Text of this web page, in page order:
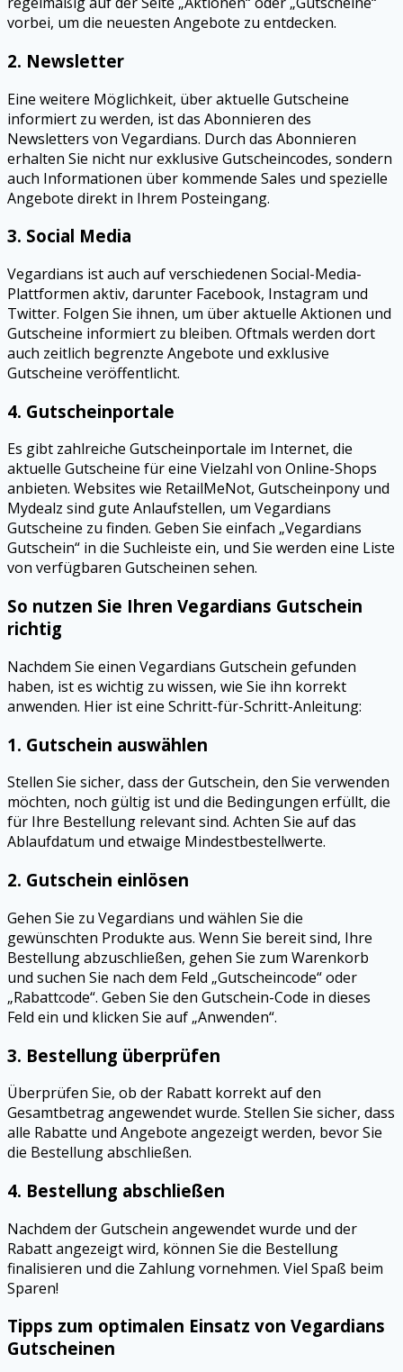
vorbei, um die neuesten Angebote zu entdecken.
2. Newsletter
Eine weitere Möglichkeit, über aktuelle Gutscheine
informiert zu werden, ist das Abonnieren des
Newsletters von Vegardians. Durch das Abonnieren
erhalten Sie nicht nur exklusive Gutscheincodes, sondern
auch Informationen über kommende Sales und spezielle
Angebote direkt in Ihrem Posteingang.
3. Social Media
Vegardians ist auch auf verschiedenen Social-Media-
Plattformen aktiv, darunter Facebook, Instagram und
Twitter. Folgen Sie ihnen, um über aktuelle Aktionen und
Gutscheine informiert zu bleiben. Oftmals werden dort
auch zeitlich begrenzte Angebote und exklusive
Gutscheine veröffentlicht.
4. Gutscheinportale
Es gibt zahlreiche Gutscheinportale im Internet, die
aktuelle Gutscheine für eine Vielzahl von Online-Shops
anbieten. Websites wie RetailMeNot, Gutscheinpony und
Mydealz sind gute Anlaufstellen, um Vegardians
Gutscheine zu finden. Geben Sie einfach „Vegardians
Gutschein“ in die Suchleiste ein, und Sie werden eine Liste
von verfügbaren Gutscheinen sehen.
So nutzen Sie Ihren Vegardians Gutschein
richtig
Nachdem Sie einen Vegardians Gutschein gefunden
haben, ist es wichtig zu wissen, wie Sie ihn korrekt
anwenden. Hier ist eine Schritt-für-Schritt-Anleitung:
1. Gutschein auswählen
Stellen Sie sicher, dass der Gutschein, den Sie verwenden
möchten, noch gültig ist und die Bedingungen erfüllt, die
für Ihre Bestellung relevant sind. Achten Sie auf das
Ablaufdatum und etwaige Mindestbestellwerte.
2. Gutschein einlösen
Gehen Sie zu Vegardians und wählen Sie die
gewünschten Produkte aus. Wenn Sie bereit sind, Ihre
Bestellung abzuschließen, gehen Sie zum Warenkorb
und suchen Sie nach dem Feld „Gutscheincode“ oder
„Rabattcode“. Geben Sie den Gutschein-Code in dieses
Feld ein und klicken Sie auf „Anwenden“.
3. Bestellung überprüfen
Überprüfen Sie, ob der Rabatt korrekt auf den
Gesamtbetrag angewendet wurde. Stellen Sie sicher, dass
alle Rabatte und Angebote angezeigt werden, bevor Sie
die Bestellung abschließen.
4. Bestellung abschließen
Nachdem der Gutschein angewendet wurde und der
Rabatt angezeigt wird, können Sie die Bestellung
finalisieren und die Zahlung vornehmen. Viel Spaß beim
Sparen!
Tipps zum optimalen Einsatz von Vegardians
Gutscheinen